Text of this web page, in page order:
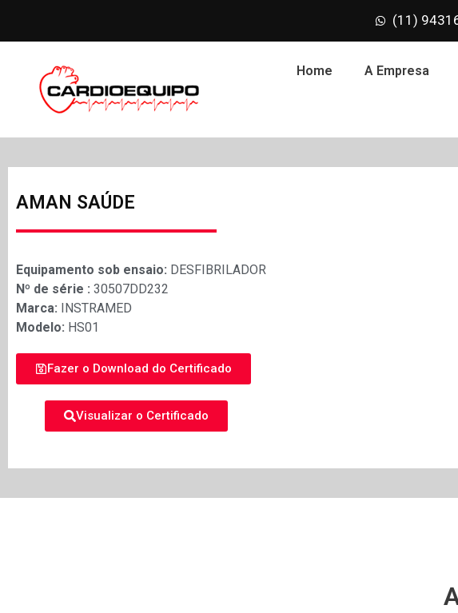
(11)
Home A Empresa
AMAN SAÚDE
Equipamento sob ensaio: DESFIBRILADOR
Nº de série : 30507DD232
Marca:
INSTRAMED
Modelo: HS01
Fazer o Download do Certificado
Visualizar o Certificado